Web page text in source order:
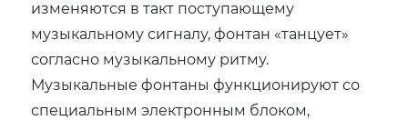
изменяются в такт поступающему
музыкальному сигналу, фонтан «танцует»
согласно музыкальному ритму.
Музыкальные фонтаны функционируют со
специальным электронным блоком,